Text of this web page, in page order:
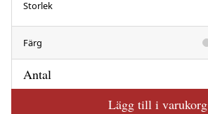
Storlek
Färg
Antal
Lägg till i varukorg